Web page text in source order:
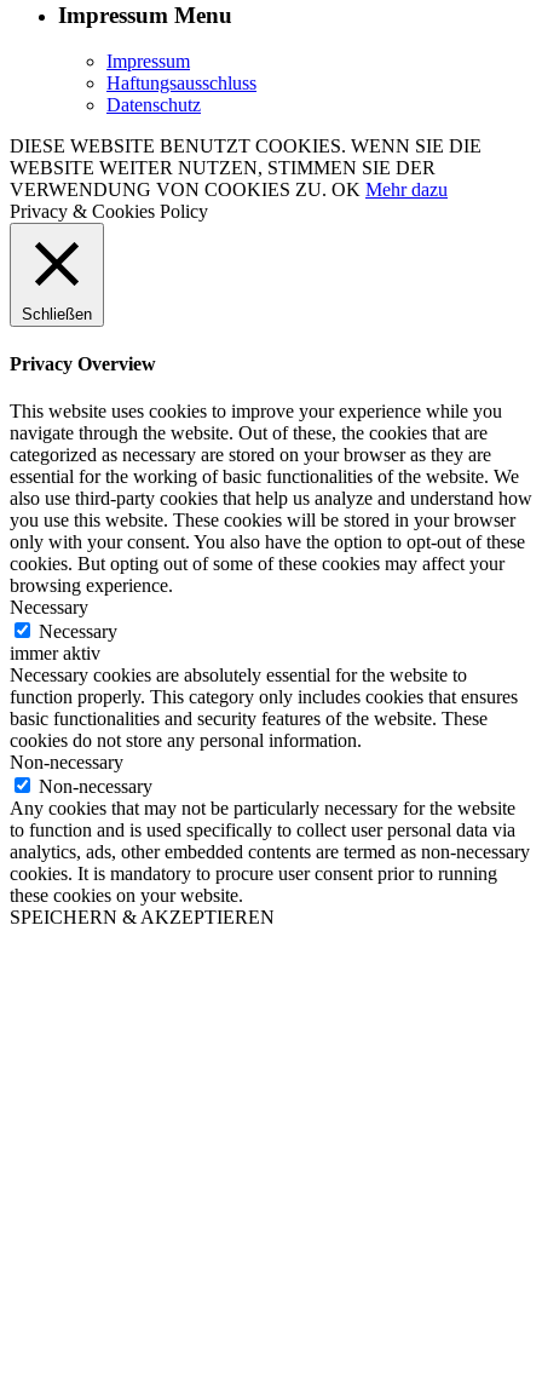
Impressum Menu
Impressum
Haftungsausschluss
Datenschutz
DIESE WEBSITE BENUTZT COOKIES. WENN SIE DIE
WEBSITE WEITER NUTZEN, STIMMEN SIE DER
VERWENDUNG VON COOKIES ZU. OK Mehr dazu
Privacy & Cookies Policy
Schließen
Privacy Overview
This website uses cookies to improve your experience while you
navigate through the website. Out of these, the cookies that are
categorized as necessary are stored on your browser as they are
essential for the working of basic functionalities of the website. We
also use third-party cookies that help us analyze and understand how
you use this website. These cookies will be stored in your browser
only with your consent. You also have the option to opt-out of these
cookies. But opting out of some of these cookies may affect your
browsing experience.
Necessary
Necessary
immer aktiv
Necessary cookies are absolutely essential for the website to
function properly. This category only includes cookies that ensures
basic functionalities and security features of the website. These
cookies do not store any personal information.
Non-necessary
Non-necessary
Any cookies that may not be particularly necessary for the website
to function and is used specifically to collect user personal data via
analytics, ads, other embedded contents are termed as non-necessary
cookies. It is mandatory to procure user consent prior to running
these cookies on your website.
SPEICHERN & AKZEPTIEREN